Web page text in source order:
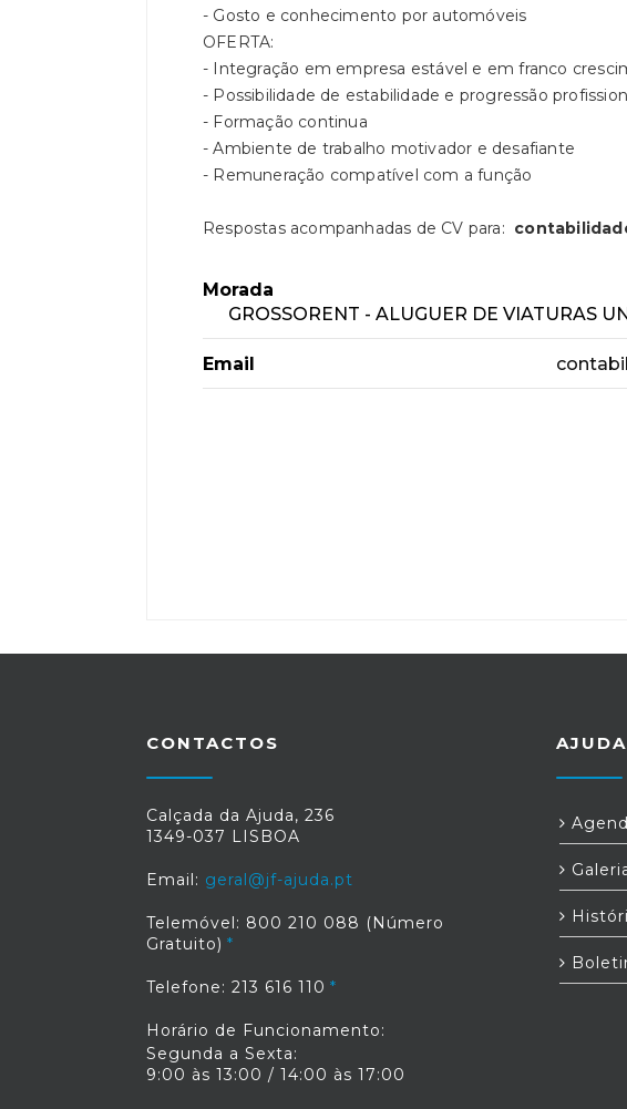
- Gosto e conhecimento por automóveis
OFERTA:
- Integração em empresa estável e em franco
- Possibilidade de estabilidade e progressão
- Formação continua
- Ambiente de trabalho motivador e desafiante
- Remuneração compatível com a função
Respostas acompanhadas de CV para:
Morada
GROSSORENT - ALUGUER DE VIATURAS
Email
CONTACTOS
Calçada da Ajuda, 236
1349-037 LISBOA
Email: geral@jf-ajuda.pt
Telemóvel: 800 210 088 (Número
Gratuito)
Telefone: 213 616 110
Horário de Funcionamento:
Segunda a Sexta:
9:00 às 13:00 / 14:00 às 17:00
AJUDA